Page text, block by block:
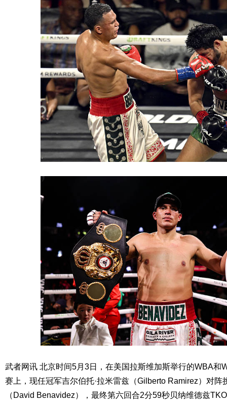
武者网讯 北京时间5月3日，在美国拉斯维加斯举行的WBA和
赛上，现任冠军吉尔伯托·拉米雷兹（Gilberto Ramirez）对阵
（David Benavidez），最终第六回合2分59秒贝纳维德兹